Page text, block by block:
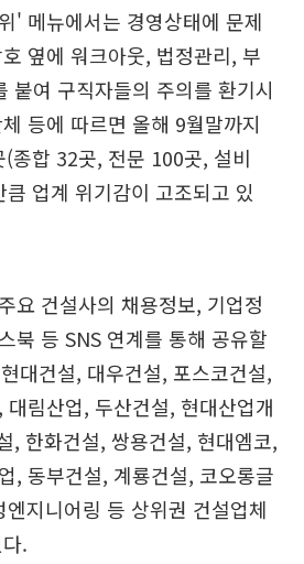
' 메뉴에서는 경영상태에 문제
옆에 워크아웃, 법정관리, 부
붙여 구직자들의 주의를 환기시
등에 따르면 올해 9월말까지
종합 32곳, 전문 100곳, 설비
업계 위기감이 고조되고 있
요 건설사의 채용정보, 기업정
북 등 SNS 연계를 통해 공유할
대건설, 대우건설, 포스코건설,
림산업, 두산건설, 현대산업개
, 한화건설, 쌍용건설, 현대엠코,
, 동부건설, 계룡건설, 코오롱글
엔지니어링 등 상위권 건설업체
.